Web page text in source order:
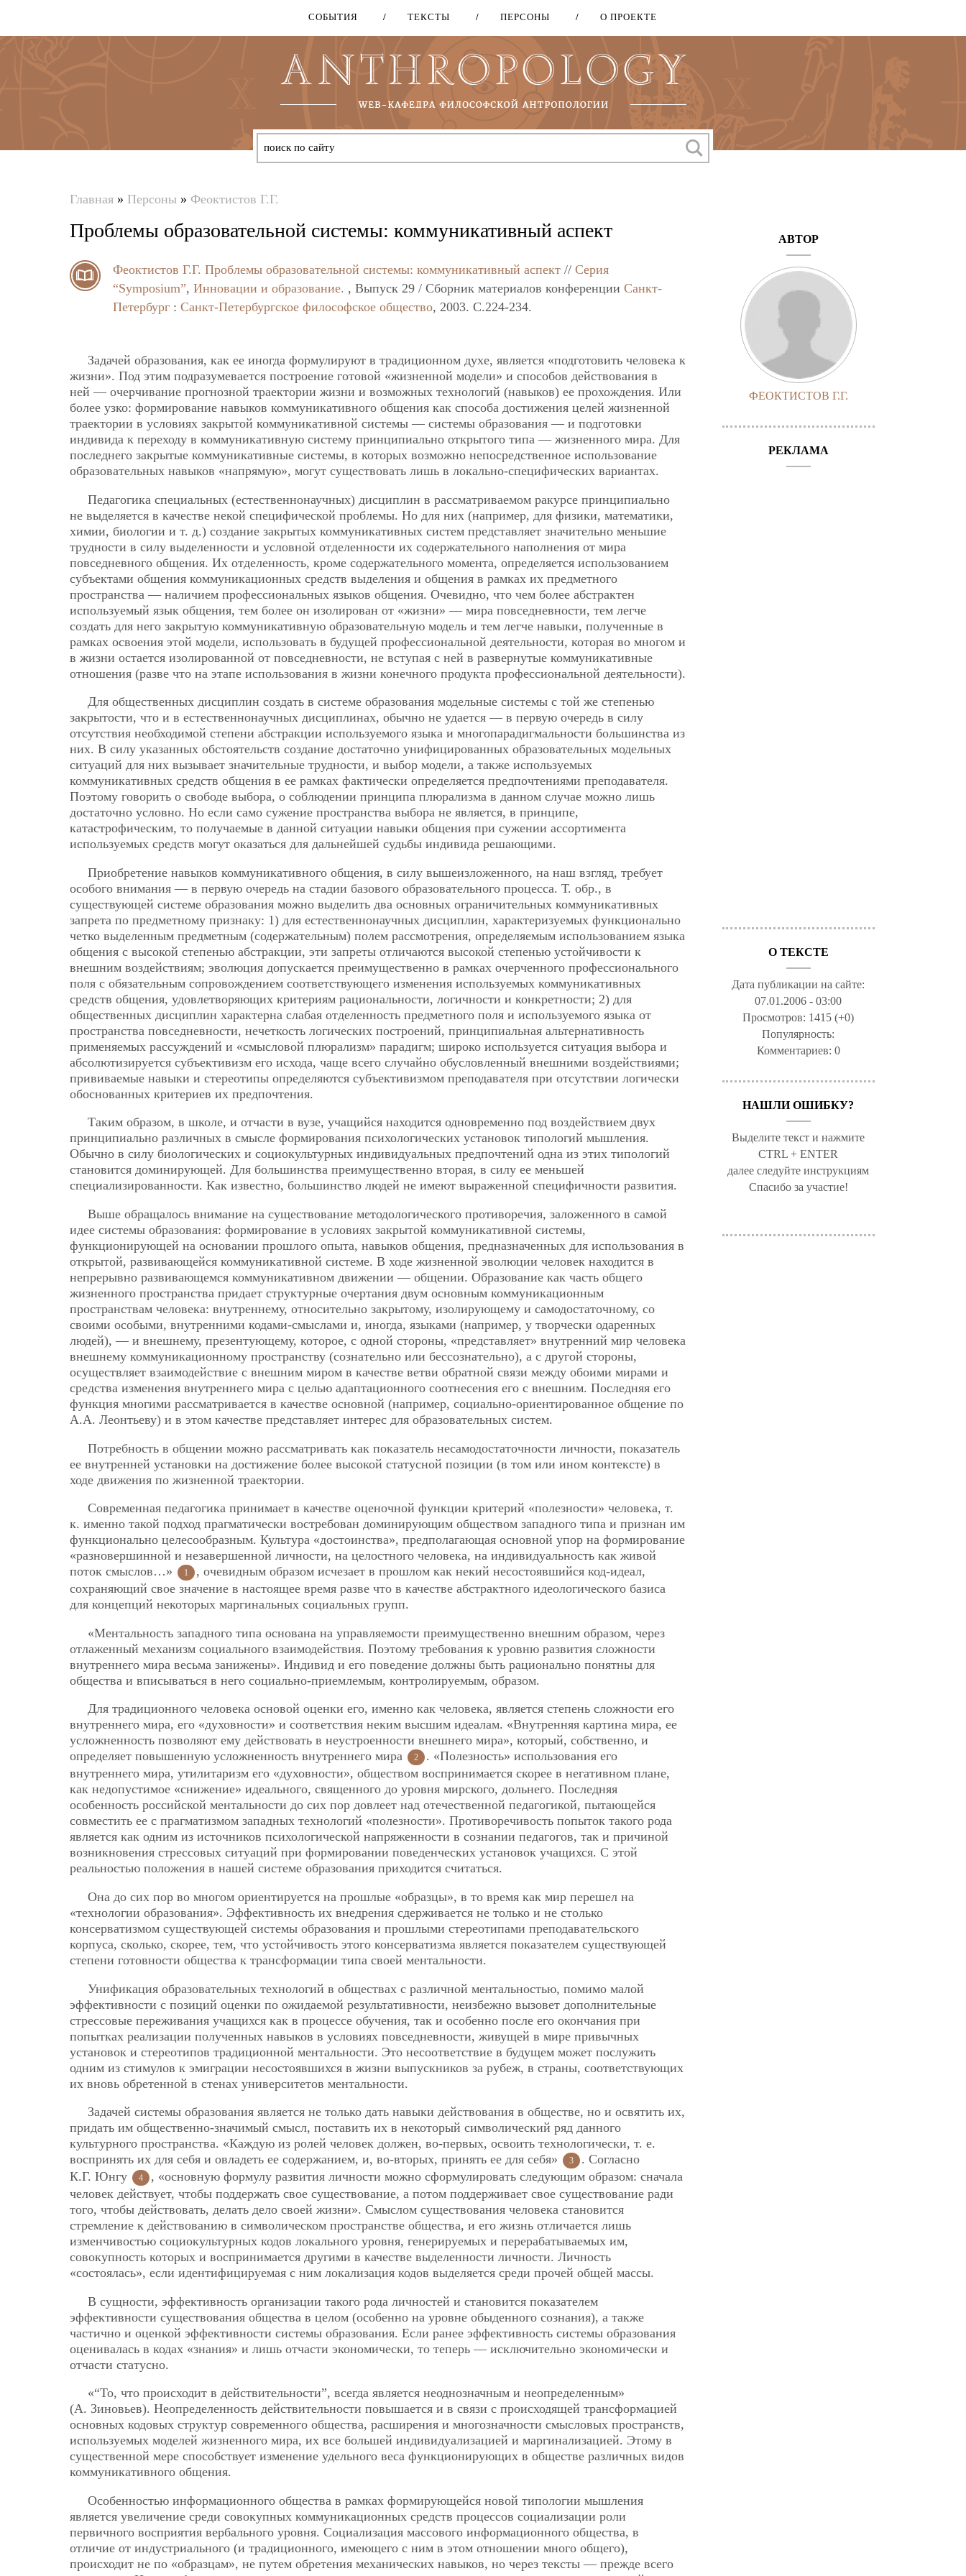
Перейти
основному
содержанию
СОБЫТИЯ ТЕКСТЫ ПЕРСОНЫ О ПРОЕКТЕ
здесь
Главная » Персоны » Феоктистов Г.Г.
Проблемы образовательной системы: коммуникативный аспект
Феоктистов Г.Г. Проблемы образовательной системы: коммуникативный аспект // Серия
“Symposium”, Инновации и образование. , Выпуск 29 / Сборник материалов конференции Санкт-
Петербург : Санкт-Петербургское философское общество, 2003. C.224-234.
Задачей образования, как ее иногда формулируют в традиционном духе, является «подготовить человека к
жизни». Под этим подразумевается построение готовой «жизненной модели» и способов действования в
ней — очерчивание прогнозной траектории жизни и возможных технологий (навыков) ее прохождения. Или
более узко: формирование навыков коммуникативного общения как способа достижения целей жизненной
траектории в условиях закрытой коммуникативной системы — системы образования — и подготовки
индивида к переходу в коммуникативную систему принципиально открытого типа — жизненного мира. Для
последнего закрытые коммуникативные системы, в которых возможно непосредственное использование
образовательных навыков «напрямую», могут существовать лишь в локально-специфических вариантах.
Педагогика специальных (естественнонаучных) дисциплин в рассматриваемом ракурсе принципиально
не выделяется в качестве некой специфической проблемы. Но для них (например, для физики, математики,
химии, биологии и т. д.) создание закрытых коммуникативных систем представляет значительно меньшие
трудности в силу выделенности и условной отделенности их содержательного наполнения от мира
повседневного общения. Их отделенность, кроме содержательного момента, определяется использованием
субъектами общения коммуникационных средств выделения и общения в рамках их предметного
пространства — наличием профессиональных языков общения. Очевидно, что чем более абстрактен
используемый язык общения, тем более он изолирован от «жизни» — мира повседневности, тем легче
создать для него закрытую коммуникативную образовательную модель и тем легче навыки, полученные в
рамках освоения этой модели, использовать в будущей профессиональной деятельности, которая во многом и
в жизни остается изолированной от повседневности, не вступая с ней в развернутые коммуникативные
отношения (разве что на этапе использования в жизни конечного продукта профессиональной деятельности).
Для общественных дисциплин создать в системе образования модельные системы с той же степенью
закрытости, что и в естественнонаучных дисциплинах, обычно не удается — в первую очередь в силу
отсутствия необходимой степени абстракции используемого языка и многопарадигмальности большинства из
них. В силу указанных обстоятельств создание достаточно унифицированных образовательных модельных
ситуаций для них вызывает значительные трудности, и выбор модели, а также используемых
коммуникативных средств общения в ее рамках фактически определяется предпочтениями преподавателя.
Поэтому говорить о свободе выбора, о соблюдении принципа плюрализма в данном случае можно лишь
достаточно условно. Но если само сужение пространства выбора не является, в принципе,
катастрофическим, то получаемые в данной ситуации навыки общения при сужении ассортимента
используемых средств могут оказаться для дальнейшей судьбы индивида решающими.
Приобретение навыков коммуникативного общения, в силу вышеизложенного, на наш взгляд, требует
особого внимания — в первую очередь на стадии базового образовательного процесса. Т. обр., в
существующей системе образования можно выделить два основных ограничительных коммуникативных
запрета по предметному признаку: 1) для естественнонаучных дисциплин, характеризуемых функционально
четко выделенным предметным (содержательным) полем рассмотрения, определяемым использованием языка
общения с высокой степенью абстракции, эти запреты отличаются высокой степенью устойчивости к
внешним воздействиям; эволюция допускается преимущественно в рамках очерченного профессионального
поля с обязательным сопровождением соответствующего изменения используемых коммуникативных
средств общения, удовлетворяющих критериям рациональности, логичности и конкретности; 2) для
общественных дисциплин характерна слабая отделенность предметного поля и используемого языка от
пространства повседневности, нечеткость логических построений, принципиальная альтернативность
применяемых рассуждений и «смысловой плюрализм» парадигм; широко используется ситуация выбора и
абсолютизируется субъективизм его исхода, чаще всего случайно обусловленный внешними воздействиями;
прививаемые навыки и стереотипы определяются субъективизмом преподавателя при отсутствии логически
обоснованных критериев их предпочтения.
Таким образом, в школе, и отчасти в вузе, учащийся находится одновременно под воздействием двух
принципиально различных в смысле формирования психологических установок типологий мышления.
Обычно в силу биологических и социокультурных индивидуальных предпочтений одна из этих типологий
становится доминирующей. Для большинства преимущественно вторая, в силу ее меньшей
специализированности. Как известно, большинство людей не имеют выраженной специфичности развития.
Выше обращалось внимание на существование методологического противоречия, заложенного в самой
идее системы образования: формирование в условиях закрытой коммуникативной системы,
функционирующей на основании прошлого опыта, навыков общения, предназначенных для использования в
открытой, развивающейся коммуникативной системе. В ходе жизненной эволюции человек находится в
непрерывно развивающемся коммуникативном движении — общении. Образование как часть общего
жизненного пространства придает структурные очертания двум основным коммуникационным
пространствам человека: внутреннему, относительно закрытому, изолирующему и самодостаточному, со
своими особыми, внутренними кодами-смыслами и, иногда, языками (например, у творчески одаренных
людей), — и внешнему, презентующему, которое, с одной стороны, «представляет» внутренний мир человека
внешнему коммуникационному пространству (сознательно или бессознательно), а с другой стороны,
осуществляет взаимодействие с внешним миром в качестве ветви обратной связи между обоими мирами и
средства изменения внутреннего мира с целью адаптационного соотнесения его с внешним. Последняя его
функция многими рассматривается в качестве основной (например, социально-ориентированное общение по
А.А. Леонтьеву) и в этом качестве представляет интерес для образовательных систем.
Потребность в общении можно рассматривать как показатель несамодостаточности личности, показатель
ее внутренней установки на достижение более высокой статусной позиции (в том или ином контексте) в
ходе движения по жизненной траектории.
Современная педагогика принимает в качестве оценочной функции критерий «полезности» человека, т.
к. именно такой подход прагматически востребован доминирующим обществом западного типа и признан им
функционально целесообразным. Культура «достоинства», предполагающая основной упор на формирование
«разновершинной и незавершенной личности, на целостного человека, на индивидуальность как живой
поток смыслов…»
1
, очевидным образом исчезает в прошлом как некий несостоявшийся код-идеал,
сохраняющий свое значение в настоящее время разве что в качестве абстрактного идеологического базиса
для концепций некоторых маргинальных социальных групп.
«Ментальность западного типа основана на управляемости преимущественно внешним образом, через
отлаженный механизм социального взаимодействия. Поэтому требования к уровню развития сложности
внутреннего мира весьма занижены». Индивид и его поведение должны быть рационально понятны для
общества и вписываться в него социально-приемлемым, контролируемым, образом.
Для традиционного человека основой оценки его, именно как человека, является степень сложности его
внутреннего мира, его «духовности» и соответствия неким высшим идеалам. «Внутренняя картина мира, ее
усложненность позволяют ему действовать в неустроенности внешнего мира», который, собственно, и
определяет повышенную усложненность внутреннего мира
2
. «Полезность» использования его
внутреннего мира, утилитаризм его «духовности», обществом воспринимается скорее в негативном плане,
как недопустимое «снижение» идеального, священного до уровня мирского, дольнего. Последняя
особенность российской ментальности до сих пор довлеет над отечественной педагогикой, пытающейся
совместить ее с прагматизмом западных технологий «полезности». Противоречивость попыток такого рода
является как одним из источников психологической напряженности в сознании педагогов, так и причиной
возникновения стрессовых ситуаций при формировании поведенческих установок учащихся. С этой
реальностью положения в нашей системе образования приходится считаться.
Она до сих пор во многом ориентируется на прошлые «образцы», в то время как мир перешел на
«технологии образования». Эффективность их внедрения сдерживается не только и не столько
консерватизмом существующей системы образования и прошлыми стереотипами преподавательского
корпуса, сколько, скорее, тем, что устойчивость этого консерватизма является показателем существующей
степени готовности общества к трансформации типа своей ментальности.
Унификация образовательных технологий в обществах с различной ментальностью, помимо малой
эффективности с позиций оценки по ожидаемой результативности, неизбежно вызовет дополнительные
стрессовые переживания учащихся как в процессе обучения, так и особенно после его окончания при
попытках реализации полученных навыков в условиях повседневности, живущей в мире привычных
установок и стереотипов традиционной ментальности. Это несоответствие в будущем может послужить
одним из стимулов к эмиграции несостоявшихся в жизни выпускников за рубеж, в страны, соответствующих
их вновь обретенной в стенах университетов ментальности.
Задачей системы образования является не только дать навыки действования в обществе, но и освятить их,
придать им общественно-значимый смысл, поставить их в некоторый символический ряд данного
культурного пространства. «Каждую из ролей человек должен, во-первых, освоить технологически, т. е.
воспринять их для себя и овладеть ее содержанием, и, во-вторых, принять ее для себя»
3
. Согласно
К.Г. Юнгу
4
, «основную формулу развития личности можно сформулировать следующим образом: сначала
человек действует, чтобы поддержать свое существование, а потом поддерживает свое существование ради
того, чтобы действовать, делать дело своей жизни». Смыслом существования человека становится
стремление к действованию в символическом пространстве общества, и его жизнь отличается лишь
изменчивостью социокультурных кодов локального уровня, генерируемых и перерабатываемых им,
совокупность которых и воспринимается другими в качестве выделенности личности. Личность
«состоялась», если идентифицируемая с ним локализация кодов выделяется среди прочей общей массы.
В сущности, эффективность организации такого рода личностей и становится показателем
эффективности существования общества в целом (особенно на уровне обыденного сознания), а также
частично и оценкой эффективности системы образования. Если ранее эффективность системы образования
оценивалась в кодах «знания» и лишь отчасти экономически, то теперь — исключительно экономически и
отчасти статусно.
«“То, что происходит в действительности”, всегда является неоднозначным и неопределенным»
(А. Зиновьев). Неопределенность действительности повышается и в связи с происходящей трансформацией
основных кодовых структур современного общества, расширения и многозначности смысловых пространств,
используемых моделей жизненного мира, их все большей индивидуализацией и маргинализацией. Этому в
существенной мере способствует изменение удельного веса функционирующих в обществе различных видов
коммуникативного общения.
Особенностью информационного общества в рамках формирующейся новой типологии мышления
является увеличение среди совокупных коммуникационных средств процессов социализации роли
первичного восприятия вербального уровня. Социализация массового информационного общества, в
отличие от индустриального (и традиционного, имеющего с ним в этом отношении много общего),
происходит не по «образцам», не путем обретения механических навыков, но через тексты — прежде всего
АВТОР
ФЕОКТИСТОВ Г.Г.
РЕКЛАМА
О ТЕКСТЕ
Дата публикации на сайте:
07.01.2006 - 03:00
Просмотров: 1415 (+0)
Популярность:
Комментариев: 0
НАШЛИ ОШИБКУ?
Выделите текст и нажмите
CTRL + ENTER
далее следуйте инструкциям
Спасибо за участие!